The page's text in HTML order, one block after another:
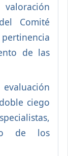
Comité
de las
ciego
de los